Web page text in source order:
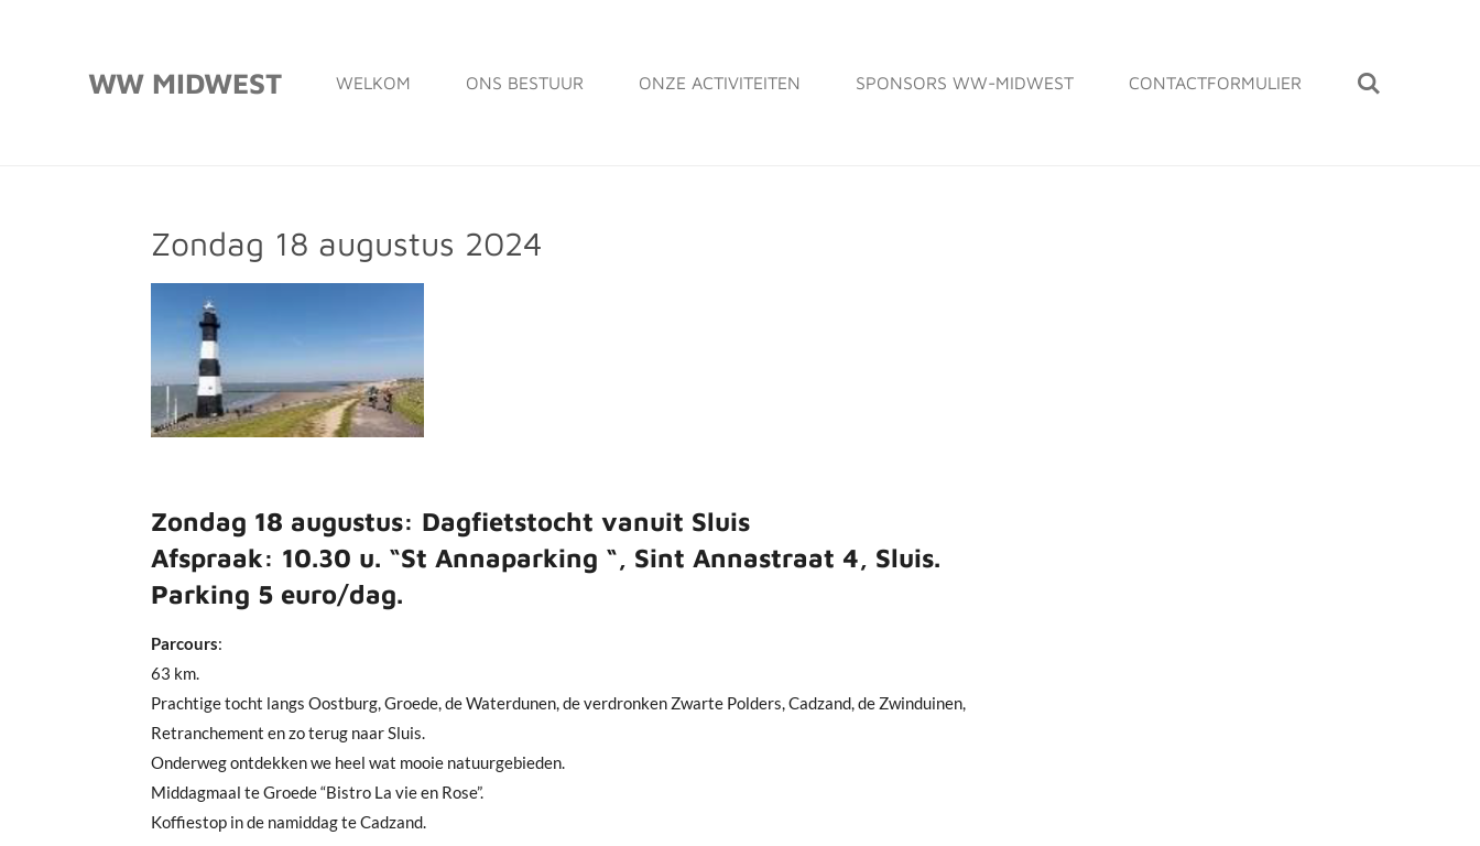
WW MIDWEST WELKOM ONS BESTUUR ONZE ACTIVITEITEN SPONSORS WW-MIDWEST CONTACTFORMULIER
Zondag 18 augustus 2024
Zondag 18 augustus: Dagfietstocht vanuit Sluis
Afspraak: 10.30 u. “St Annaparking “, Sint Annastraat 4, Sluis.
Parking 5 euro/dag.
Parcours:
63 km.
Prachtige tocht langs Oostburg, Groede, de Waterdunen, de verdronken Zwarte Polders, Cadzand, de Zwinduinen,
Retranchement en zo terug naar Sluis.
Onderweg ontdekken we heel wat mooie natuurgebieden.
Middagmaal te Groede “Bistro La vie en Rose”.
Koffiestop in de namiddag te Cadzand.